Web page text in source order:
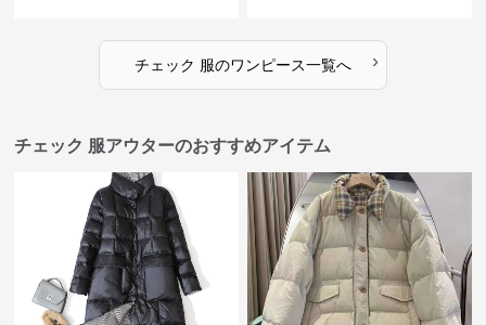
チェック 服のワンピース一覧へ ›
チェック 服アウターのおすすめアイテム